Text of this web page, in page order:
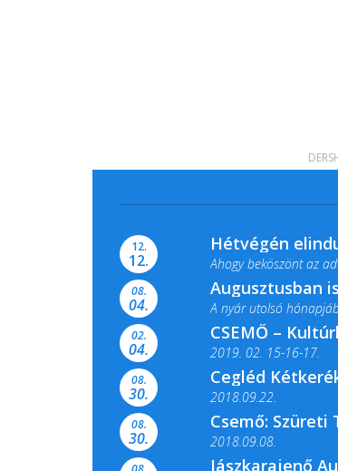
12.
12.
Hétvégén
Ahogy beköszönt az
08.
04.
Augusztusban
A nyár utolsó
02.
04.
CSEMŐ –
2019. 02. 15-16-17.
Színes és tartalmas
08.
30.
Cegléd
2018.09.22.
08.
30.
Csemő: Szüreti
2018.09.08.
Jászkarajenő